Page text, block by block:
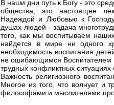
В наши дни путь к Богу - это
общества, это настоящее
Надеждой и Любовью к
душах людей - задача
того, как мы воспитываем
найдется в мире ни одного
необходимость воспитания
не ошибающимся Воспитателем
трудных конфликтных
Важность религиозного
Многое из того, что волнует и
философами и мыслителями